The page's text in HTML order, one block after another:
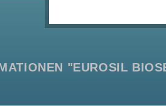
"EUROSIL